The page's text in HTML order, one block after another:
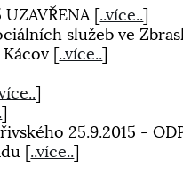
UZAVŘENA [..více..]
služeb ve
[..více..]
]
]
25.9.2015 -
[..více..]